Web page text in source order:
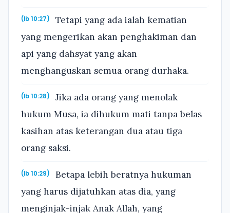
(Ib 10:27)
Tetapi yang ada ialah kematian
yang mengerikan akan penghakiman dan
api yang dahsyat yang akan
menghanguskan semua orang durhaka.
(Ib 10:28)
Jika ada orang yang menolak
hukum Musa, ia dihukum mati tanpa belas
kasihan atas keterangan dua atau tiga
orang saksi.
(Ib 10:29)
Betapa lebih beratnya hukuman
yang harus dijatuhkan atas dia, yang
menginjak-injak Anak Allah, yang